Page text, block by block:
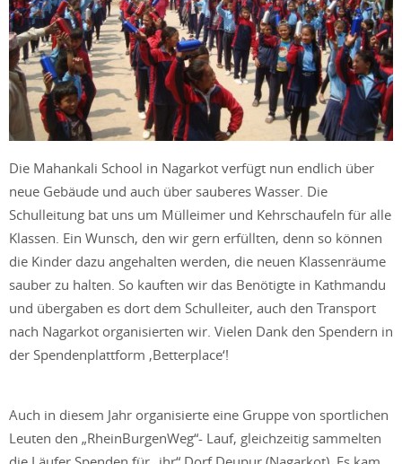
Die Mahankali School in Nagarkot verfügt nun endlich über
neue Gebäude und auch über sauberes Wasser. Die
Schulleitung bat uns um Mülleimer und Kehrschaufeln für alle
Klassen. Ein Wunsch, den wir gern erfüllten, denn so können
die Kinder dazu angehalten werden, die neuen Klassenräume
sauber zu halten. So kauften wir das Benötigte in Kathmandu
und übergaben es dort dem Schulleiter, auch den Transport
nach Nagarkot organisierten wir. Vielen Dank den Spendern in
der Spendenplattform ‚Betterplace‘!
Auch in diesem Jahr organisierte eine Gruppe von sportlichen
Leuten den „RheinBurgenWeg“- Lauf, gleichzeitig sammelten